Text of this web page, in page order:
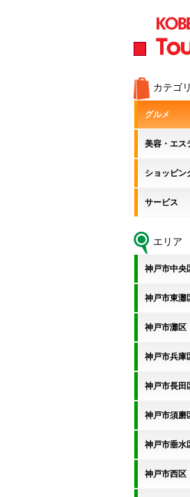
カテゴリ
グルメ
美容・エス
ショッピン
サービス
エリア
神戸市中央
神戸市東灘
神戸市灘区
神戸市兵庫
神戸市長田
神戸市須磨
神戸市垂水
神戸市西区
Ami ～ビストロ エ ヴァン グ
神戸市中央区 各線三宮駅
１名様から５０名様のビュッフェ
まで、 幅広い用途でGrand Ami（
お楽しみ頂けるフレンチバルです。
友のような関係性を持ったワイン
たいとのオーナーの想いがつまっ